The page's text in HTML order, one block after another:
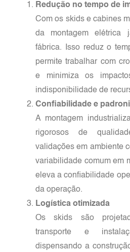
Redução no tempo de
Com os skids e cabines
da montagem elétrica
fábrica. Isso reduz o
permite trabalhar com
e minimiza os
indisponibilidade de
Confiabilidade e
A montagem
rigorosos de
validações em ambiente
variabilidade comum em
eleva a confiabilidade
da operação.
Logística otimizada
Os skids são
transporte e
dispensando a